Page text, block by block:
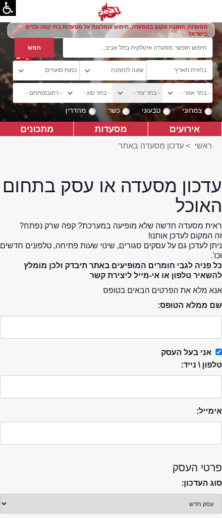
מסעדות, הזמנת מקום במסעדה, חיפוש והמלצות על מסעדות בתי קפה וברים
בישראל
צמחוני טבעוני כשר מהדרין
אירועים מסעדות מתכונים
ראשי > עדכון מסעדה באתר
עדכון מסעדה או עסק בתחום
האוכל
ראית מסעדה חדשה שלא מופיעה במערכת? קפה שרק נפתח?
זה המקום לעדכן אותנו!
ניתן לעדכן גם על עסקים סגורים, שינוי שעות פתיחה, טלפונים חדשים
וכו'.
כל פניה לגבי חומרים המופיעים באתר תיבדק ולכן מומלץ
להשאיר טלפון או אי-מייל ליצירת קשר
אנא מלא את הפרטים הבאים בטופס
שם ממלא הטופס:
אני בעל העסק
טלפון \ נייד:
אימייל:
פרטי העסק
סוג העדכון: